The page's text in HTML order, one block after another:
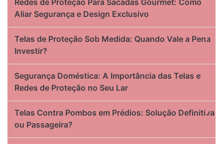
Redes de Proteção Para Sacadas Gourmet: Como
Aliar Segurança e Design Exclusivo
Telas de Proteção Sob Medida: Quando Vale a Pena
Investir?
Segurança Doméstica: A Importância das Telas e
Redes de Proteção no Seu Lar
Telas Contra Pombos em Prédios: Solução Definitiva
ou Passageira?